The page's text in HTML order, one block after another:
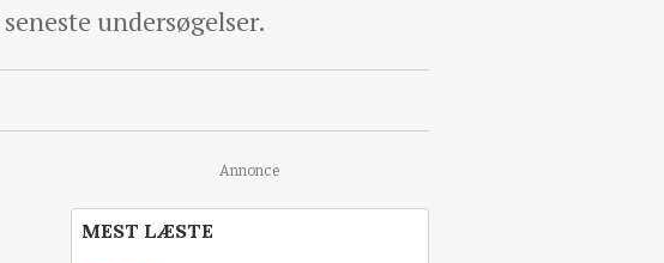
undersøgelser.
Annonce
MEST LÆSTE